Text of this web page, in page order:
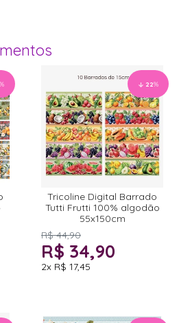
22%
Tricoline Digital Barrado
Tutti Frutti 100% algodão
55x150cm
R$ 44,90
R$ 34,90
2x R$ 17,45